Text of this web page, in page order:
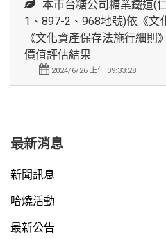
本市台糖公司糖業鐵道(
1、897-2、968地號)依《文
《文化資產保存法施行細則
價值評估結果
2024/6/26 上午 09:33:28
最新消息
新聞訊息
哈燒活動
最新公告